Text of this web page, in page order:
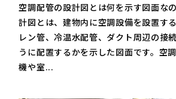
空調配管の設計図とは何を示す図面な
計図とは、建物内に空調設備を設置す
レン管、冷温水配管、ダクト周辺の接
うに配置するかを示した図面です。空
機や室...